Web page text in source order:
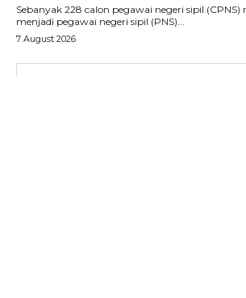
Sebanyak 228 calon pegawai negeri sipil (CPNS)
menjadi pegawai negeri sipil (PNS)...
7 August 2026